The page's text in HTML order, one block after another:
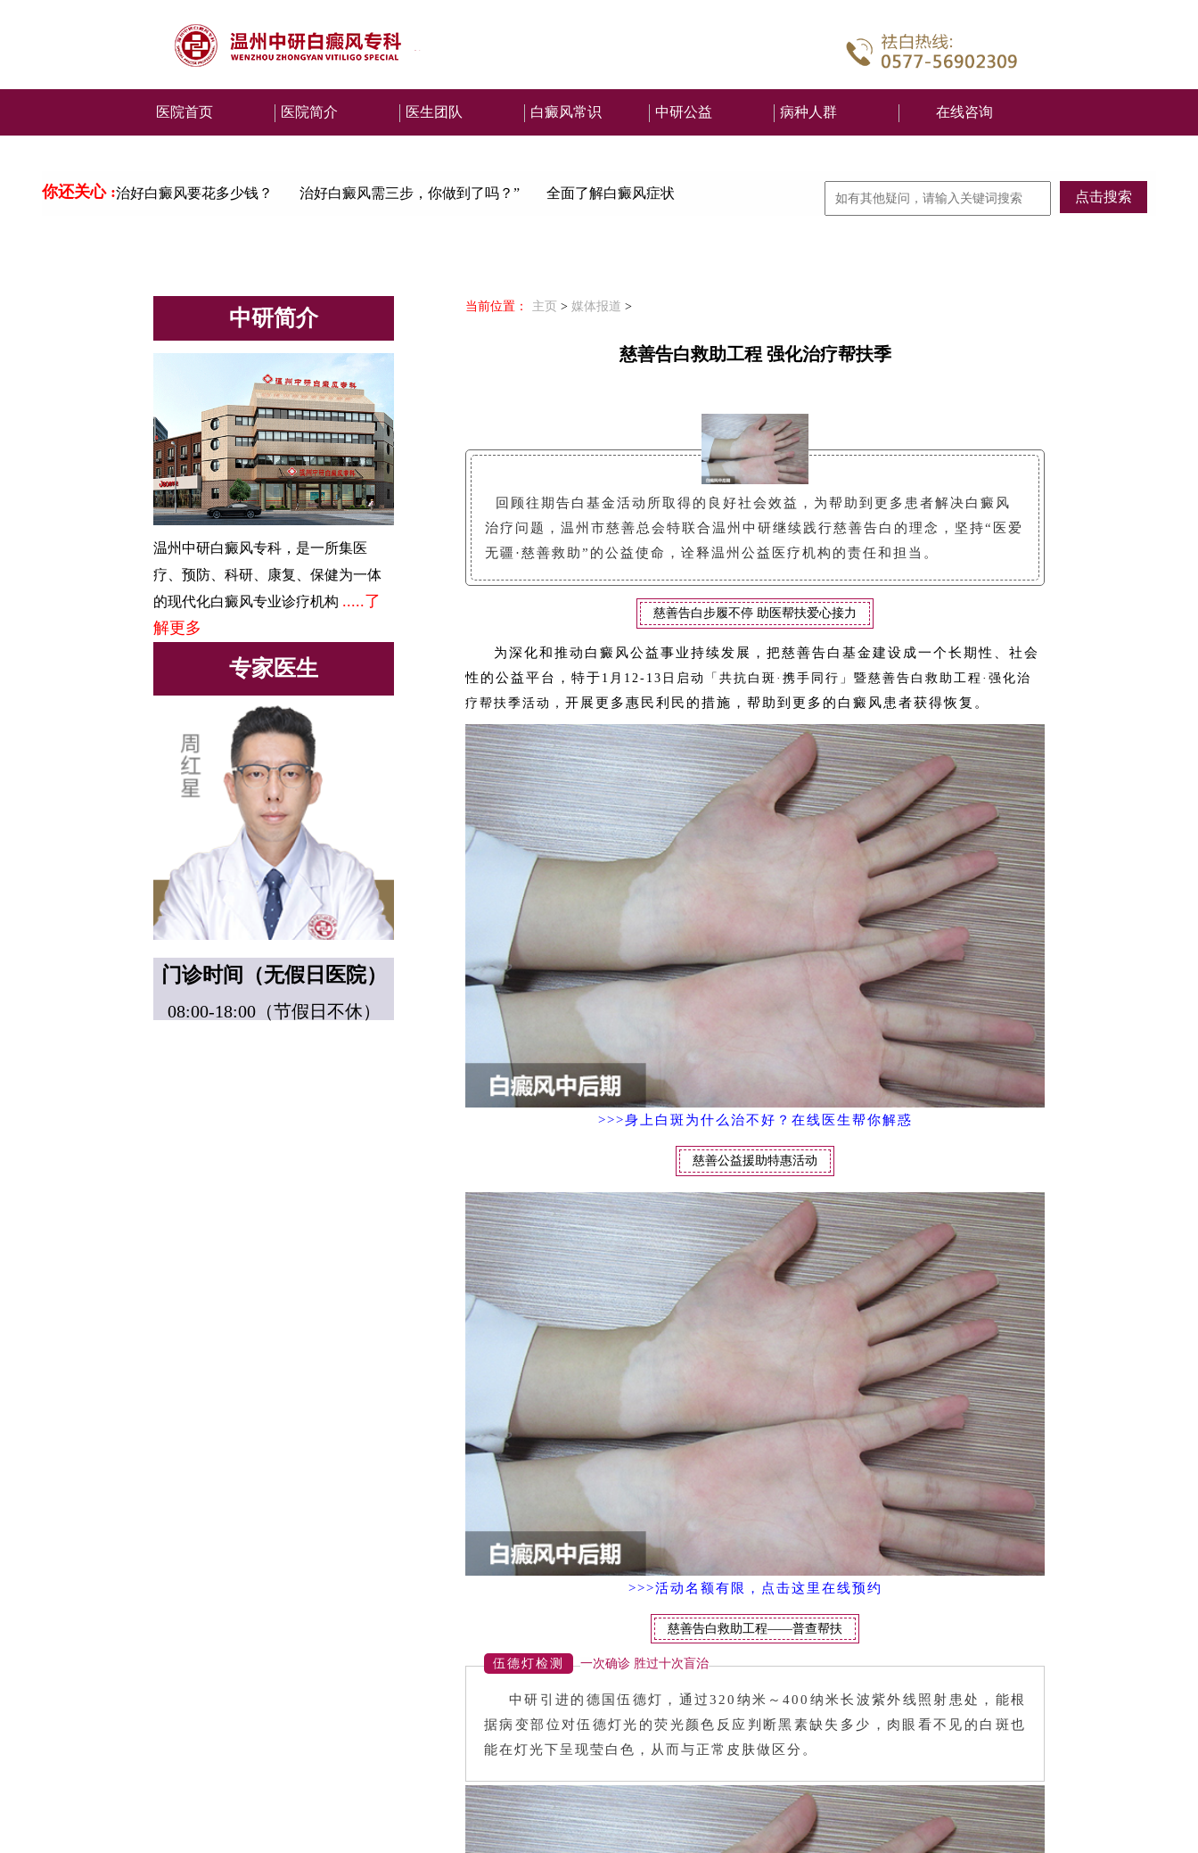
医院首页 医院简介 医生团队 白癜风常识 中研公益 病种人群 在线咨询
你还关心 :治好白癜风要花多少钱？ 治好白癜风需三步，你做到了吗？” 全面了解白癜风症状
中研简介
温州中研白癜风专科，是一所集医
疗、预防、科研、康复、保健为一体
的现代化白癜风专业诊疗机构 .....了
解更多
专家医生
门诊时间（无假日医院）
08:00-18:00（节假日不休）
当前位置： 主页 > 媒体报道 >
慈善告白救助工程 强化治疗帮扶季
回顾往期告白基金活动所取得的良好社会效益，为帮助到更多患者解决白癜风
治疗问题，温州市慈善总会特联合温州中研继续践行慈善告白的理念，坚持“医爱
无疆·慈善救助”的公益使命，诠释温州公益医疗机构的责任和担当。
慈善告白步履不停 助医帮扶爱心接力
为深化和推动白癜风公益事业持续发展，把慈善告白基金建设成一个长期性、社会
性的公益平台，特于 1月12-13日启动「共抗白斑·携手同行」暨慈善告白救助工程·强化治
疗帮扶季活动， 开展更多惠民利民的措施，帮助到更多的白癜风患者获得恢复。
>>>身上白斑为什么治不好？在线医生帮你解惑
慈善公益援助特惠活动
>>>活动名额有限，点击这里在线预约
慈善告白救助工程——普查帮扶
伍德灯检测 一次确诊 胜过十次盲治
中研引进的德国伍德灯，通过320纳米～400纳米长波紫外线照射患处，能根
据病变部位对伍德灯光的荧光颜色反应判断黑素缺失多少，肉眼看不见的白斑也
能在灯光下呈现莹白色，从而与正常皮肤做区分。